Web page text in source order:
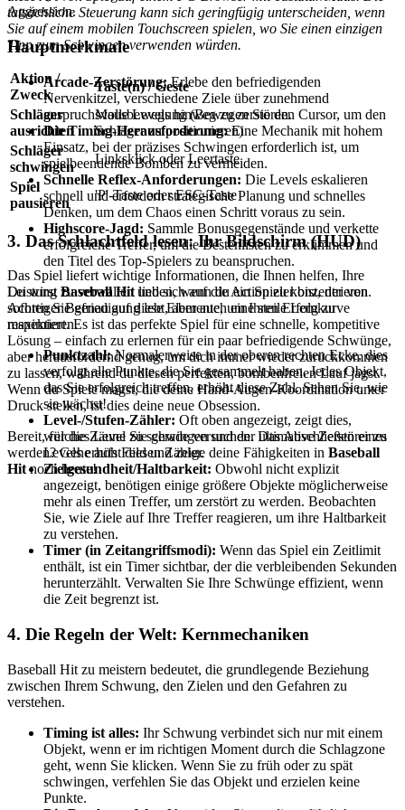
Aggression.
Hauptmerkmale
Arcade-Zerstörung:Erlebe den befriedigenden
Nervenkitzel, verschiedene Ziele über zunehmend
anspruchsvolle Levels hinweg zu zerstören.
Die Timing-Herausforderung:Eine Mechanik mit hohem
Einsatz, bei der präzises Schwingen erforderlich ist, um
spielbeendende Bomben zu vermeiden.
Schnelle Reflex-Anforderungen: Die Levels eskalieren
schnell und erfordern strategische Planung und schnelles
Denken, um dem Chaos einen Schritt voraus zu sein.
Highscore-Jagd: Sammle Bonusgegenstände und verkette
erfolgreiche Treffer, um die Bestenlisten zu erklimmen und
den Titel des Top-Spielers zu beanspruchen.
Du wirst Baseball Hitlieben, wenn du ein Spieler bist, der von
sofortiger Befriedigung lebt, aber auch eine steile Lernkurve
respektiert. Es ist das perfekte Spiel für eine schnelle, kompetitive
Lösung – einfach zu erlernen für ein paar befriedigende Schwünge,
aber herausfordernd genug, um dich immer wieder zurückkommen
zu lassen, während du diesen perfekten, bombenfreien Lauf jagst.
Wenn du Spiele magst, die deine Hand-Augen-Koordination unter
Druck stellen, ist dies deine neue Obsession.
Bereit, für die Zäune zu schwingen und der ultimative Zerstörer zu
werden? Gehe aufs Feld und zeige deine Fähigkeiten in Baseball
Hitnoch heute!
tatsächliche Steuerung kann sich geringfügig unterscheiden, wenn
Sie auf einem mobilen Touchscreen spielen, wo Sie einen einzigen
Tipp zum Schwingen verwenden würden.
Aktion /
Zweck
Taste(n) / Geste
Schläger
ausrichten
Mausbewegung (Bewegen Sie den Cursor, um den
Schläger zu positionieren)
Schläger
schwingen
Linksklick oder Leertaste
Spiel
pausieren
'P'-Taste oder ESC-Taste
3. Das Schlachtfeld lesen: Ihr Bildschirm (HUD)
Das Spiel liefert wichtige Informationen, die Ihnen helfen, Ihre
Leistung zu verwalten und sich auf die Action zu konzentrieren.
Achten Sie genau auf diese Elemente, um Ihren Erfolg zu
maximieren.
Punktzahl:Normalerweise in der oberen rechten Ecke, dies
verfolgt alle Punkte, die Sie gesammelt haben. Jedes Objekt,
das Sie erfolgreich treffen, erhöht diese Zahl. Sehen Sie, wie
sie wächst!
Level-/Stufen-Zähler: Oft oben angezeigt, zeigt dies,
welches Level Sie gerade versuchen. Das Abschließen eines
Levels erhöht diesen Zähler.
Zielgesundheit/Haltbarkeit: Obwohl nicht explizit
angezeigt, benötigen einige größere Objekte möglicherweise
mehr als einen Treffer, um zerstört zu werden. Beobachten
Sie, wie Ziele auf Ihre Treffer reagieren, um ihre Haltbarkeit
zu verstehen.
Timer (in Zeitangriffsmodi): Wenn das Spiel ein Zeitlimit
enthält, ist ein Timer sichtbar, der die verbleibenden Sekunden
herunterzählt. Verwalten Sie Ihre Schwünge effizient, wenn
die Zeit begrenzt ist.
4. Die Regeln der Welt: Kernmechaniken
Baseball Hit zu meistern bedeutet, die grundlegende Beziehung
zwischen Ihrem Schwung, den Zielen und den Gefahren zu
verstehen.
Timing ist alles: Ihr Schwung verbindet sich nur mit einem
Objekt, wenn er im richtigen Moment durch die Schlagzone
geht, wenn Sie klicken. Wenn Sie zu früh oder zu spät
schwingen, verfehlen Sie das Objekt und erzielen keine
Punkte.